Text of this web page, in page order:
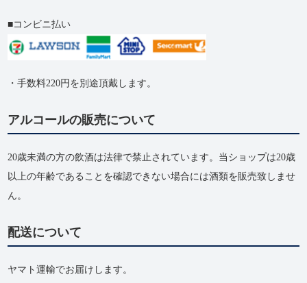
コンビニ払い
・手数料220円を別途頂戴します。
アルコールの販売について
20歳未満の方の飲酒は法律で禁止されています。当ショップは20歳
以上の年齢であることを確認できない場合には酒類を販売致しませ
ん。
配送について
ヤマト運輸でお届けします。